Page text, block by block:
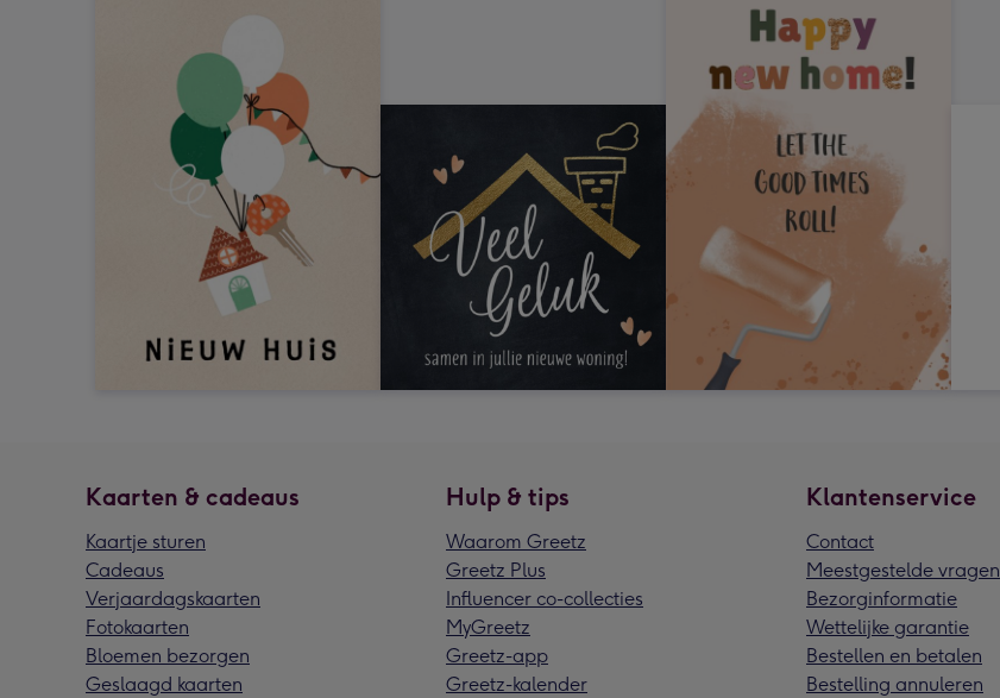
Kaarten & cadeaus
Kaartje sturen
Cadeaus
Verjaardagskaarten
Fotokaarten
Bloemen bezorgen
Geslaagd kaarten
Hulp & tips
Waarom Greetz
Greetz Plus
Influencer co-collecties
MyGreetz
Greetz-app
Greetz-kalender
Klantenservice
Contact
Meestgestelde vragen
Bezorginformatie
Wettelijke garantie
Bestellen en betalen
Bestelling annuleren